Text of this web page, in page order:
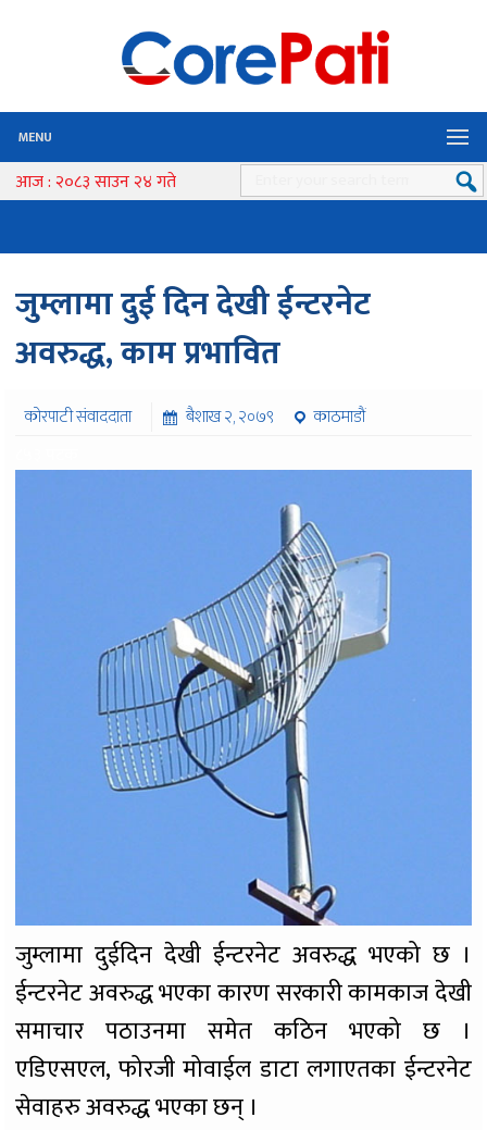
MENU
आज : २०८३ साउन २४ गते
जुम्लामा दुई दिन देखी ईन्टरनेट
अवरुद्ध, काम प्रभावित
कोरपाटी संवाददाता बैशाख २, २०७९
काठमाडौं
जुम्लामा दुईदिन देखी ईन्टरनेट अवरुद्ध भएको छ ।
ईन्टरनेट अवरुद्ध भएका कारण सरकारी कामकाज देखी
समाचार पठाउनमा समेत कठिन भएको छ ।
एडिएसएल, फोरजी मोवाईल डाटा लगाएतका ईन्टरनेट
सेवाहरु अवरुद्ध भएका छन् ।